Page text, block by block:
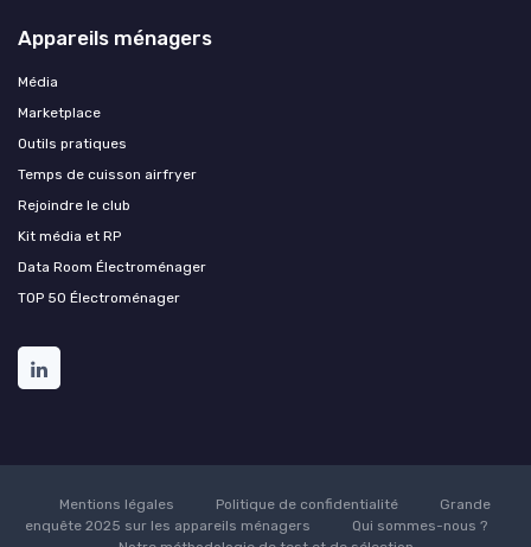
Appareils ménagers
Média
Marketplace
Outils pratiques
Temps de cuisson airfryer
Rejoindre le club
Kit média et RP
Data Room Électroménager
TOP 50 Électroménager
Mentions légales Politique de confidentialité
Grande
enquête 2025 sur les appareils ménagers
Qui sommes-nous ?